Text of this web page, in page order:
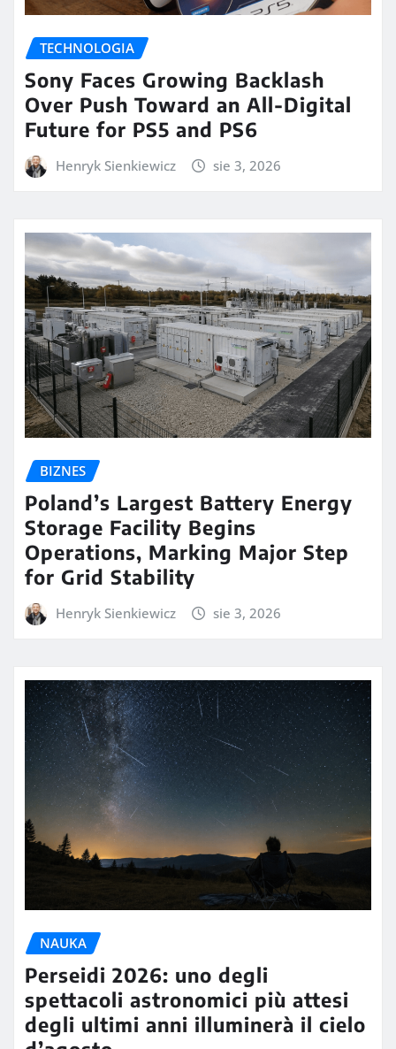
TECHNOLOGIA
Sony Faces Growing Backlash
Over Push Toward an All-Digital
Future for PS5 and PS6
Henryk Sienkiewicz sie 3, 2026
BIZNES
Poland’s Largest Battery Energy
Storage Facility Begins
Operations, Marking Major Step
for Grid Stability
Henryk Sienkiewicz sie 3, 2026
NAUKA
Perseidi 2026: uno degli
spettacoli astronomici più attesi
degli ultimi anni illuminerà il cielo